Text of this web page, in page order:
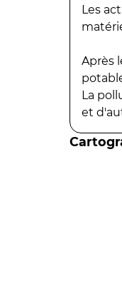
Les
Après
La
et